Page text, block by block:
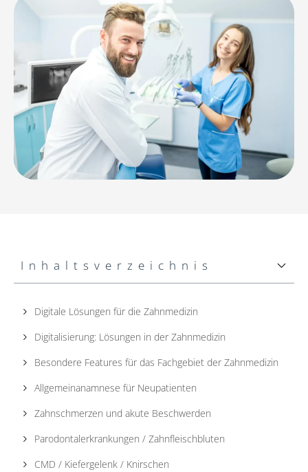
Inhaltsverzeichnis
Digitale Lösungen für die Zahnmedizin
Digitalisierung: Lösungen in der Zahnmedizin
Besondere Features für das Fachgebiet der Zahnmedizin
Allgemeinanamnese für Neupatienten
Zahnschmerzen und akute Beschwerden
Parodontalerkrankungen / Zahnfleischbluten
CMD / Kiefergelenk / Knirschen